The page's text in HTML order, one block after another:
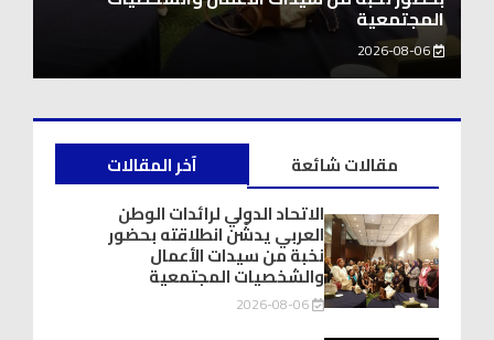
بركات
2026-08-06
آخر المقالات
مقالات شائعة
الاتحاد الدولي لرائدات الوطن
العربي يدشّن انطلاقته بحضور
نخبة من سيدات الأعمال
والشخصيات المجتمعية
2026-08-06